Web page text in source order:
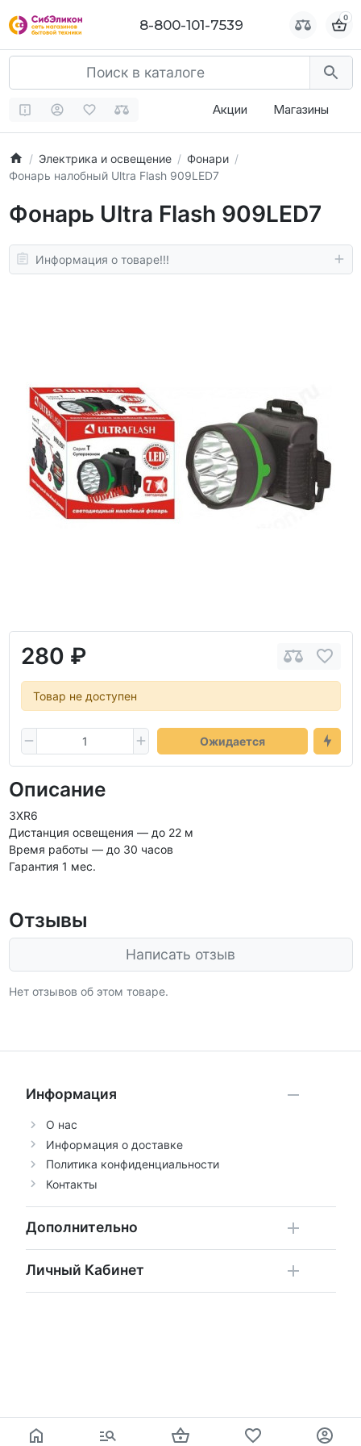
8-800-101-7539 0
Акции Магазины
Электрика и освещение
Фонари
Фонарь налобный Ultra Flash 909LED7
Фонарь Ultra Flash 909LED7
Информация о товаре!!!
280 ₽
Товар не доступен
Ожидается
Описание
3XR6
Дистанция освещения — до 22 м
Время работы — до 30 часов
Гарантия 1 мес.
Отзывы
Написать отзыв
Нет отзывов об этом товаре.
Информация
О нас
Информация о доставке
Политика конфиденциальности
Контакты
Дополнительно
Личный Кабинет
8-800-101-7539 0